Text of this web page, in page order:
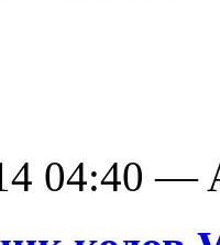
04:40 —